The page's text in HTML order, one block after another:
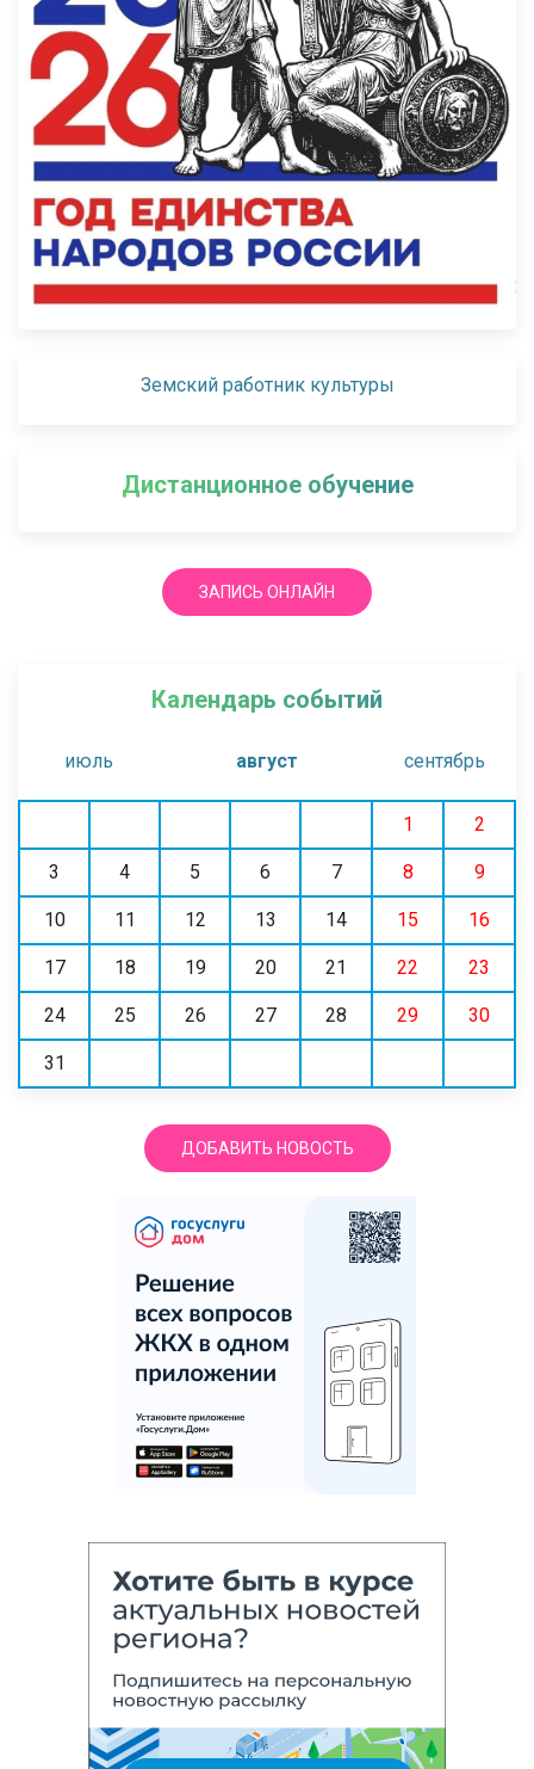
Земский работник культуры
Дистанционное обучение
ЗАПИСЬ ОНЛАЙН
Календарь событий
июль август сентябрь
1 2
3 4 5 6 7 8 9
10 11 12 13 14 15 16
17 18 19 20 21 22 23
24 25 26 27 28 29 30
31
ДОБАВИТЬ НОВОСТЬ